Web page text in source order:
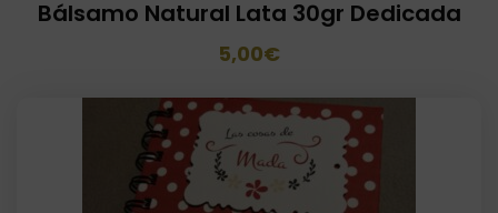
Bálsamo Natural Lata 30gr Dedicada
El
original
era:
8,00€.
5,00€El
actual
es:
5,00€.